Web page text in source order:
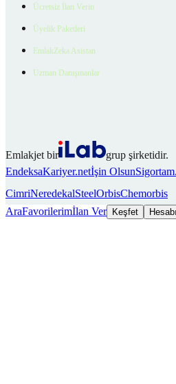
Ücretsiz İlan Verin
Üyelik Paketleri
EmlakZeka Asistan
Uzman Danışmanlar
Emlakjet bir
grup şirketidir.
EndeksaKariyer.netİşin Olsun
CimriNeredekalSteelOrbisChemorbis
AraFavorilerimİlan Ver Keşfet